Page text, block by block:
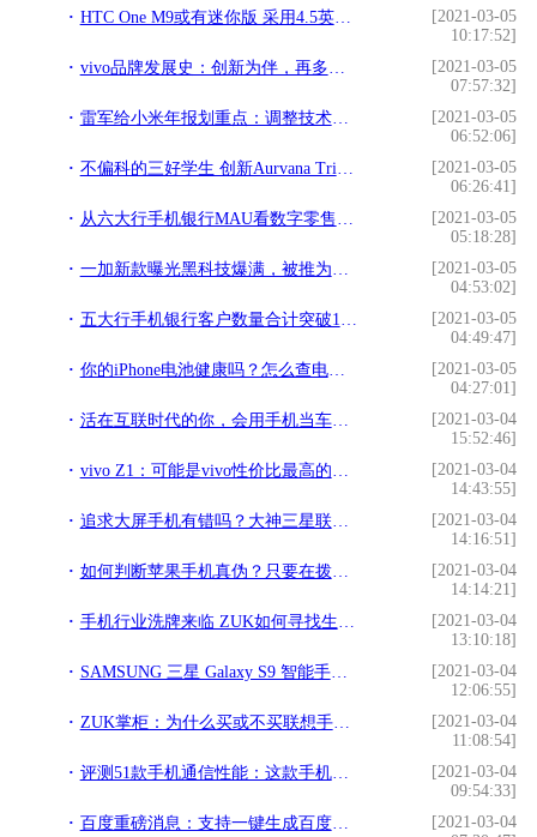
HTC One M9或有迷你版 采用4.5英寸屏幕!
[2021-03-05
10:17:52]
vivo品牌发展史：创新为伴，再多的全球第一都不足为奇!
[2021-03-05
07:57:32]
雷军给小米年报划重点：调整技术研发、“手机+AIoT”双引擎战略!
[2021-03-05
06:52:06]
不偏科的三好学生 创新Aurvana Trio三单元圈铁耳机评测!
[2021-03-05
06:26:41]
从六大行手机银行MAU看数字零售发展逻辑!
[2021-03-05
05:18:28]
一加新款曝光黑科技爆满，被推为国产手机学习的新标杆！!
[2021-03-05
04:53:02]
五大行手机银行客户数量合计突破10亿户!
[2021-03-05
04:49:47]
你的iPhone电池健康吗？怎么查电池的容量和健康程度!
[2021-03-05
04:27:01]
活在互联时代的你，会用手机当车钥匙吗？!
[2021-03-04
15:52:46]
vivo Z1：可能是vivo性价比最高的一款手机！!
[2021-03-04
14:43:55]
追求大屏手机有错吗？大神三星联想让你错上加错!
[2021-03-04
14:16:51]
如何判断苹果手机真伪？只要在拨号键简单输入几个代码便能知晓!
[2021-03-04
14:14:21]
手机行业洗牌来临 ZUK如何寻找生存空间!
[2021-03-04
13:10:18]
SAMSUNG 三星 Galaxy S9 智能手机音质测评报告 [Soomal]!
[2021-03-04
12:06:55]
ZUK掌柜：为什么买或不买联想手机？网友：因为ZUK！!
[2021-03-04
11:08:54]
评测51款手机通信性能：这款手机独占鳌头 斩获6项第一!
[2021-03-04
09:54:33]
百度重磅消息：支持一键生成百度小程序，或正面迎击微信！!
[2021-03-04